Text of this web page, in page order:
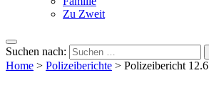
Zu Zweit
Suchen nach:
Home > Polizeiberichte > Polizeibericht